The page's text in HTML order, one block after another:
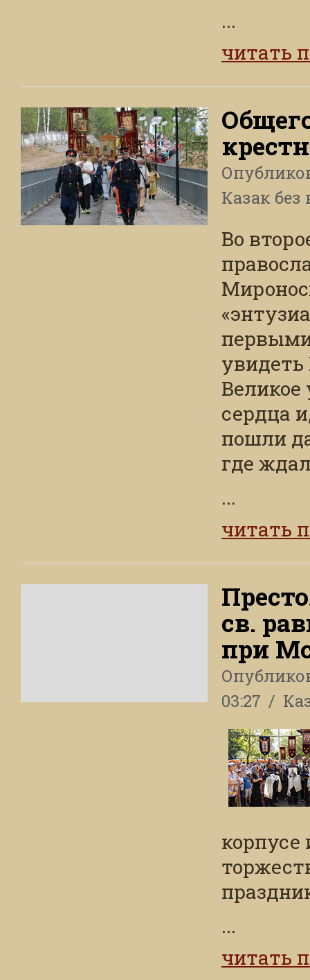
...
читать
Казак без
Во
первыми
увидеть
Великое
сердца
пошли
где
...
читать
св.
при
03:27
...
читать